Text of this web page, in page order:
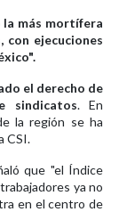
la más mortífera
ejecuciones
el derecho de
sindicatos. En
la región se ha
CSI.
que "el Índice
ya no
en el centro de